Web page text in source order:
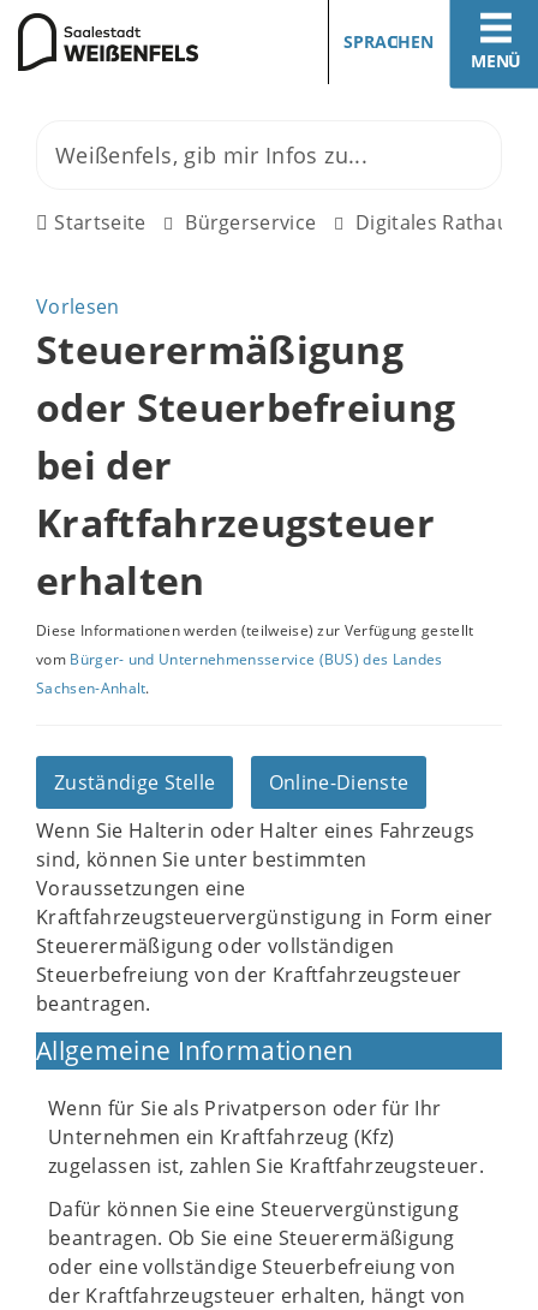
MENÜ
SPRACHEN
Startseite Bürgerservice Digitales Rathaus
Vorlesen
Steuerermäßigung
oder Steuerbefreiung
bei der
Kraftfahrzeugsteuer
erhalten
Diese Informationen werden (teilweise) zur Verfügung gestellt
vom Bürger- und Unternehmensservice (BUS) des Landes
Sachsen-Anhalt.
Zuständige Stelle
Online-Dienste
Wenn Sie Halterin oder Halter eines Fahrzeugs
sind, können Sie unter bestimmten
Voraussetzungen eine
Kraftfahrzeugsteuervergünstigung in Form einer
Steuerermäßigung oder vollständigen
Steuerbefreiung von der Kraftfahrzeugsteuer
beantragen.
Allgemeine Informationen
Wenn für Sie als Privatperson oder für Ihr
Unternehmen ein Kraftfahrzeug (Kfz)
zugelassen ist, zahlen Sie Kraftfahrzeugsteuer.
Dafür können Sie eine Steuervergünstigung
beantragen. Ob Sie eine Steuerermäßigung
oder eine vollständige Steuerbefreiung von
der Kraftfahrzeugsteuer erhalten, hängt von